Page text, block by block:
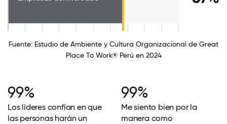
Fuente: Estudio de Ambiente y Cultura Organizacional de Great
Place To Work® Perú en 2024
99%
Los líderes confían en que
las personas harán un
99%
Me siento bien por la
manera como